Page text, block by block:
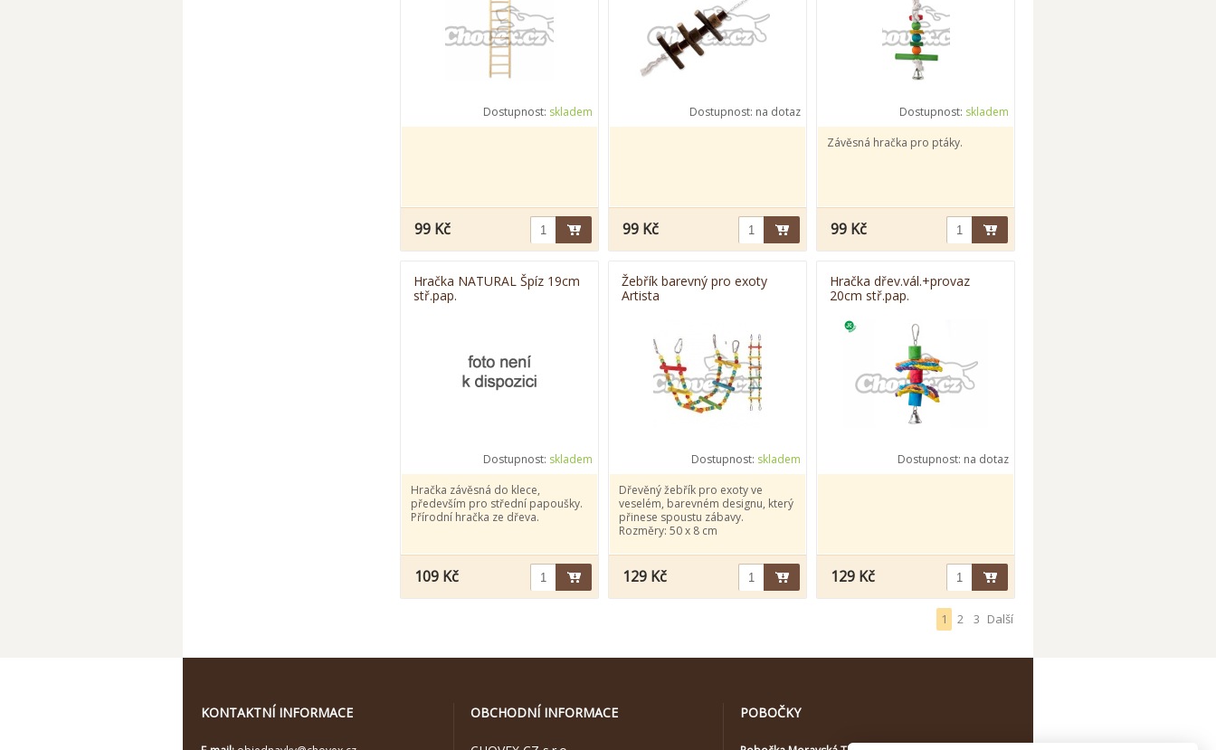
Dostupnost: skladem
99 Kč
Dostupnost: na dotaz
99 Kč
Dostupnost: skladem
Závěsná hračka pro ptáky.
99 Kč
Hračka NATURAL Špíz 19cm
stř.pap.
Dostupnost: skladem
Hračka závěsná do klece,
především pro střední papoušky.
Přírodní hračka ze dřeva.
109 Kč
Žebřík barevný pro exoty
Artista
Dostupnost: skladem
Dřevěný žebřík pro exoty ve
veselém, barevném designu, který
přinese spoustu zábavy.
Rozměry: 50 x 8 cm
129 Kč
Hračka dřev.vál.+provaz
20cm stř.pap.
Dostupnost: na dotaz
129 Kč
1 2 3 Další
KONTAKTNÍ INFORMACE OBCHODNÍ INFORMACE POBOČKY